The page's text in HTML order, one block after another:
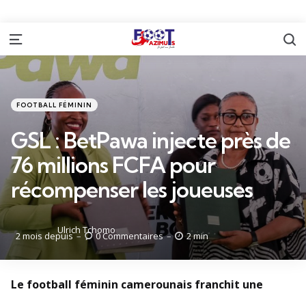
Menu
Catégories
Posté
dans
FOOTBALL FÉMININ
GSL : BetPawa injecte près de
76 millions FCFA pour
récompenser les joueuses
Posté
par
Ulrich Tchomo
2 mois depuis 0Commentaires 2 min
Le football féminin camerounais franchit une